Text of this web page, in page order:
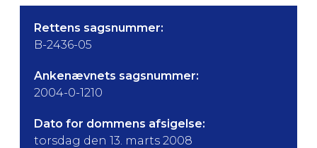
Rettens sagsnummer:
B-2436-05
Ankenævnets sagsnummer:
2004-0-1210
Dato for dommens afsigelse:
torsdag den 13. marts 2008